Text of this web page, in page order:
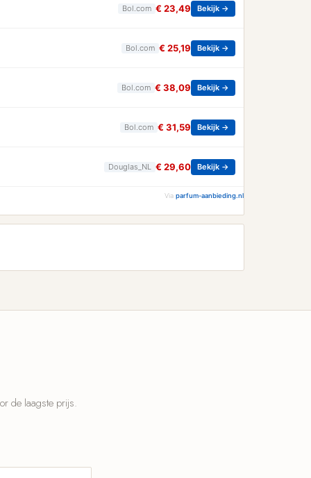
Bol.com € 23,49 Bekijk →
Bol.com € 25,19 Bekijk →
Bol.com € 38,09 Bekijk →
Bol.com € 31,59 Bekijk →
Douglas_NL € 29,60 Bekijk →
Via parfum-aanbieding.nl
de laagste prijs.